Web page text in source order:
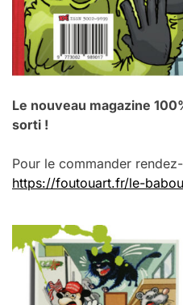
Le nouveau magazine
sorti !
Pour le commander
https://foutouart.fr/le-